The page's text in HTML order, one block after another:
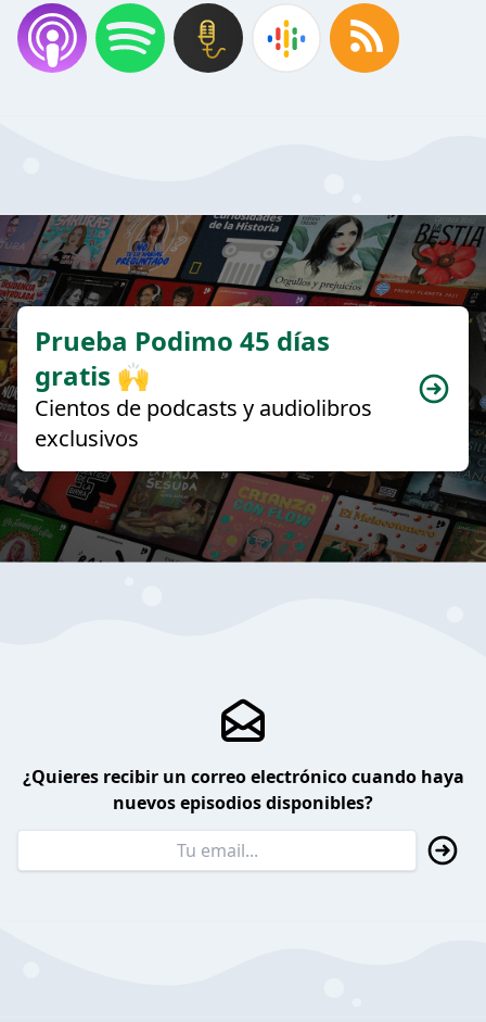
Prueba Podimo 45 días
gratis 🙌
Cientos de podcasts y audiolibros
exclusivos
¿Quieres recibir un correo electrónico cuando haya
nuevos episodios disponibles?